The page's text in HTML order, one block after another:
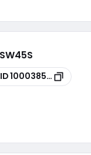
100038575